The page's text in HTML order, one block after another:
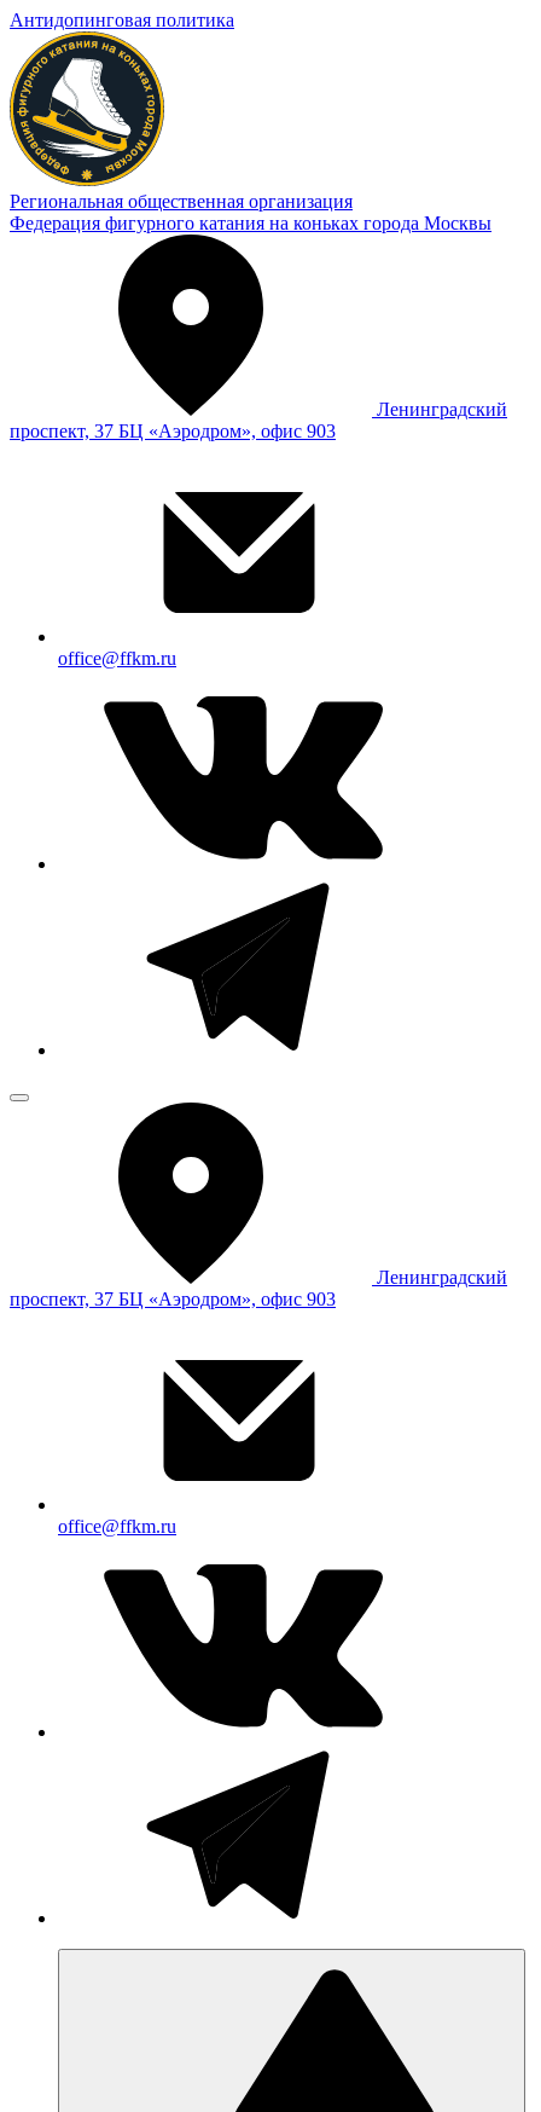
Антидопинговая политика
Региональная общественная организация
Федерация фигурного катания на коньках города Москвы
Ленинградский
проспект, 37 БЦ «Аэродром», офис 903
office@ffkm.ru
Ленинградский
проспект, 37 БЦ «Аэродром», офис 903
office@ffkm.ru